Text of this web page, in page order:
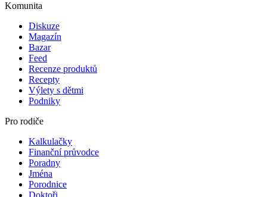
Komunita
Diskuze
Magazín
Bazar
Feed
Recenze produktů
Recepty
Výlety s dětmi
Podniky
Pro rodiče
Kalkulačky
Finanční průvodce
Poradny
Jména
Porodnice